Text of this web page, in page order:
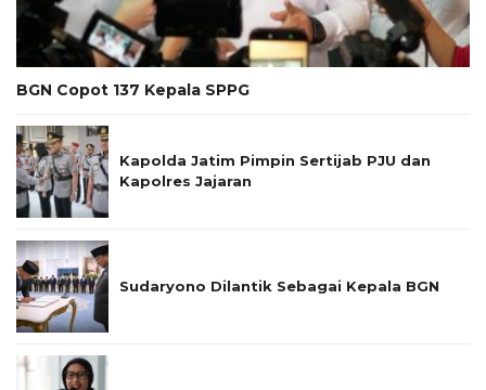
BGN Copot 137 Kepala SPPG
Kapolda Jatim Pimpin Sertijab PJU dan
Kapolres Jajaran
Sudaryono Dilantik Sebagai Kepala BGN